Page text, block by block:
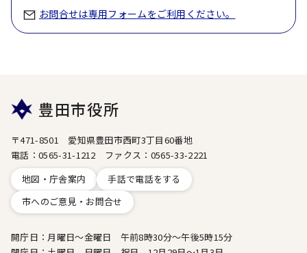
お問合せは専用フォームをご利用ください。
豊田市役所
〒471-8501 愛知県豊田市西町3丁目60番地
電話：0565-31-1212 ファクス：0565-33-2221
地図・庁舎案内
手話で電話をする
市へのご意見・お問合せ
開庁日：月曜日～金曜日 午前8時30分～午後5時15分